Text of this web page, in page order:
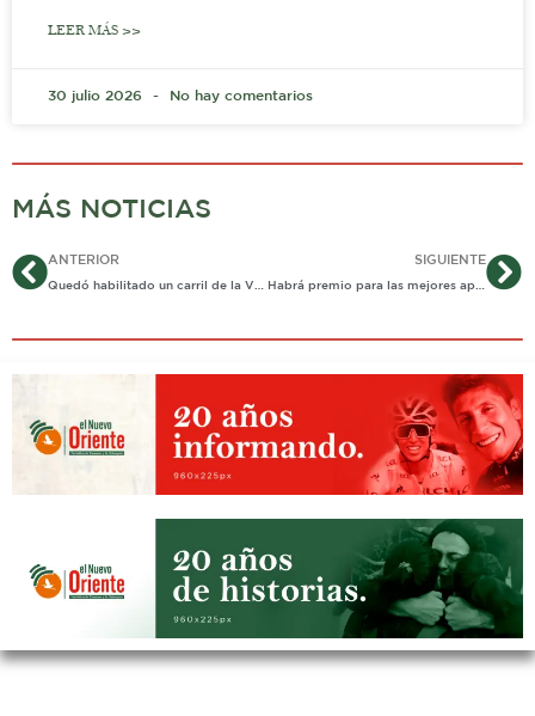
LEER MÁS >>
30 julio 2026 No hay comentarios
MÁS NOTICIAS
AntANTERIOR
Quedó habilitado un carril de la Vía al Morro
SIGUIENTE
Habrá premio para las mejores apuestas de responsabilidad corporativa en Casanare